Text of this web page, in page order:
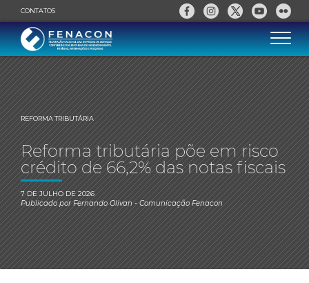
CONTATOS
REFORMA TRIBUTÁRIA
Reforma tributária põe em risco
crédito de 66,2% das notas fiscais
7 DE JULHO DE 2026
Publicado porFernando Olivan- Comunicação Fenacon